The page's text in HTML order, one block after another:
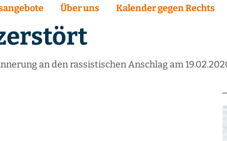
Über uns Kalender gegen Rechts
an den rassistischen Anschlag am